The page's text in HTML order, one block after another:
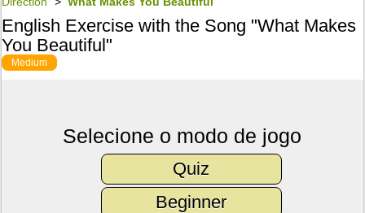
English Exercise with the Song "What Makes
You Beautiful"
Medium
Selecione o modo de jogo
Quiz
Beginner